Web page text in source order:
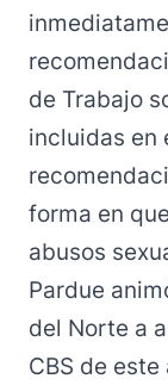
de Trabajo
incluidas en
forma en
abusos
Pardue
del Norte a
CBS de